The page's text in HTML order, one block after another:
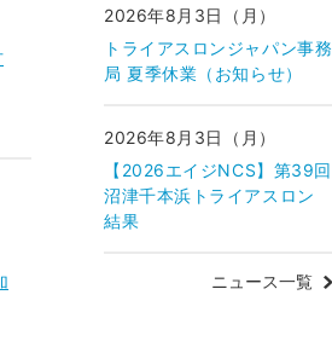
2026年8月3日（月）
トライアスロンジャパン事務
局 夏季休業（お知らせ）
2026年8月3日（月）
【2026エイジNCS】第39回
沼津千本浜トライアスロン
結果
ニュース一覧